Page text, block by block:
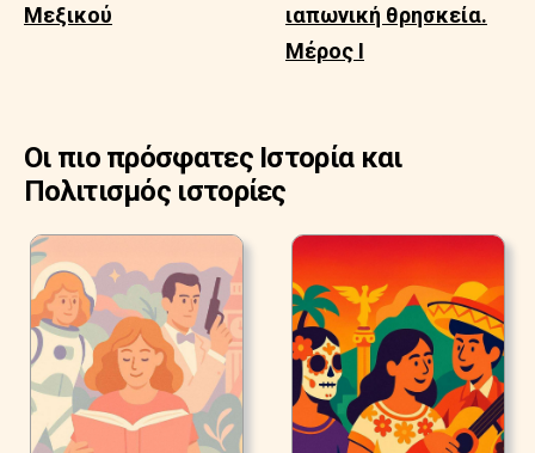
Μεξικού
ιαπωνική θρησκεία.
Μέρος Ι
Οι πιο πρόσφατες Ιστορία και
Πολιτισμός ιστορίες